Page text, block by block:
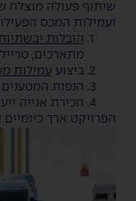
שיתוף פעולה מוצלח
ועמילות המכס
הובלות
מתארכים,
ביצוע עמילות
הנפות המטענים
חכירת אנייה
הפרויקט ארך כיומיים